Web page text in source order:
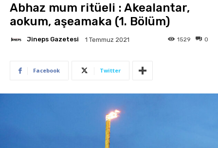
Abhaz mum ritüeli : Akealantar,
aokum, aşeamaka (1. Bölüm)
Jineps Gazetesi 1 Temmuz 2021 0
1529
Facebook Twitter